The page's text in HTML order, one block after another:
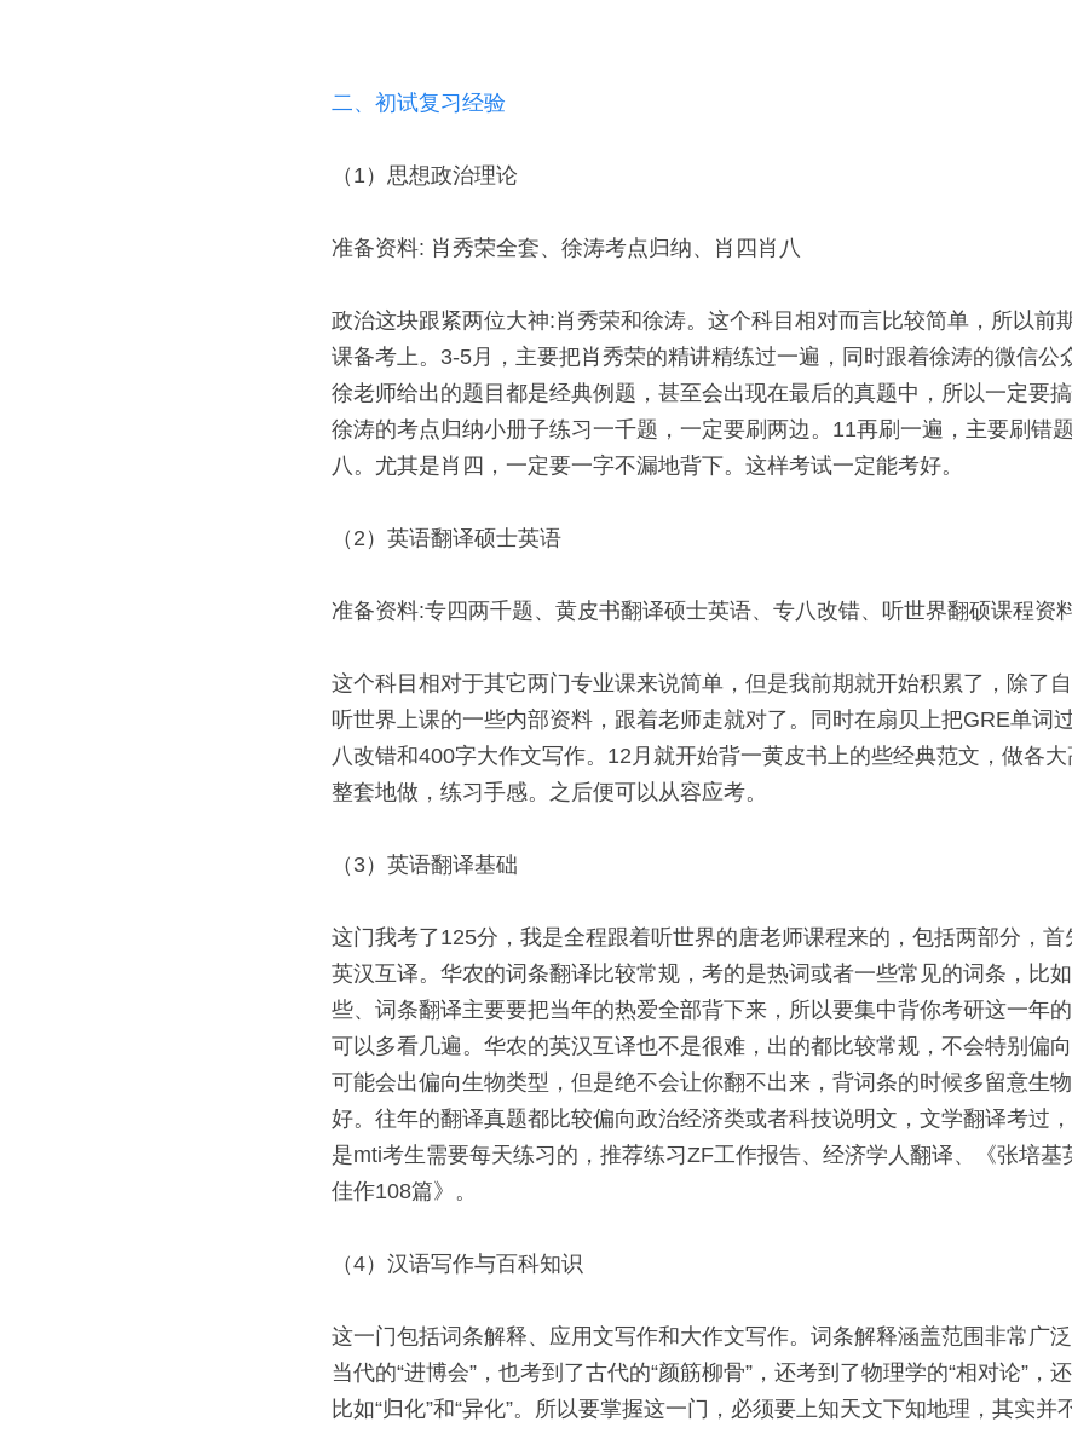
二、初试复习经验
（1）思想政治理论
准备资料: 肖秀荣全套、徐涛考点归纳、肖四肖八
政治这块跟紧两位大神:肖秀荣和徐涛。这个科目相对而言比较简单，所以前
课备考上。3-5月，主要把肖秀荣的精讲精练过一遍，同时跟着徐涛的微信公
徐老师给出的题目都是经典例题，甚至会出现在最后的真题中，所以一定要
徐涛的考点归纳小册子练习一千题，一定要刷两边。11再刷一遍，主要刷错
八。尤其是肖四，一定要一字不漏地背下。这样考试一定能考好。
（2）英语翻译硕士英语
准备资料:专四两千题、黄皮书翻译硕士英语、专八改错、听世界翻硕课程资
这个科目相对于其它两门专业课来说简单，但是我前期就开始积累了，除了
听世界上课的一些内部资料，跟着老师走就对了。同时在扇贝上把GRE单词
八改错和400字大作文写作。12月就开始背一黄皮书上的些经典范文，做各
整套地做，练习手感。之后便可以从容应考。
（3）英语翻译基础
这门我考了125分，我是全程跟着听世界的唐老师课程来的，包括两部分，
英汉互译。华农的词条翻译比较常规，考的是热词或者一些常见的词条，比
些、词条翻译主要要把当年的热爱全部背下来，所以要集中背你考研这一年
可以多看几遍。华农的英汉互译也不是很难，出的都比较常规，不会特别偏
可能会出偏向生物类型，但是绝不会让你翻不出来，背词条的时候多留意生
好。往年的翻译真题都比较偏向政治经济类或者科技说明文，文学翻译考过
是mti考生需要每天练习的，推荐练习ZF工作报告、经济学人翻译、《张培基
佳作108篇》。
（4）汉语写作与百科知识
这一门包括词条解释、应用文写作和大作文写作。词条解释涵盖范围非常广
当代的“进博会”，也考到了古代的“颜筋柳骨”，还考到了物理学的“相对论”，
比如“归化”和“异化”。所以要掌握这一门，必须要上知天文下知地理，其实并